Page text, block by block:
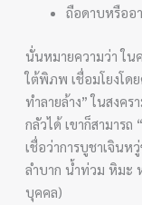
ถือดาบหรืออ
นั่นหมายความว่า ใ
ใต้พิภพ เชื่อมโยงโด
ทำลายล้าง” ในสง
กลัวได้ เขาก็สามารถ
เชื่อว่าการบูชาเจิน
ลำบาก น้ำท่วม หิมะ
บุคคล)